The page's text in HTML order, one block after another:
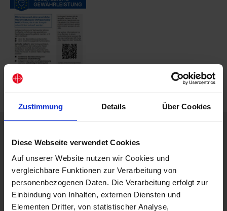
Zustimmung Details Über Cookies
Diese Webseite verwendet Cookies
Auf unserer Website nutzen wir Cookies und
vergleichbare Funktionen zur Verarbeitung von
personenbezogenen Daten. Die Verarbeitung erfolgt zur
Einbindung von Inhalten, externen Diensten und
Elementen Dritter, von statistischer Analyse,
Sankt Martin – Patron der Nächstenliebe und des Teilens.
Die Martinslegende und das Wirken des großen Heiligen
kindgerecht erzählt. Mit zahlreichen Illustrationen. Zum
Vorlesen und Selberentdecken – für Familie, Kindergarten
oder Grundschule.
Best.-Nr.: 10253